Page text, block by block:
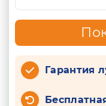
Гарантия